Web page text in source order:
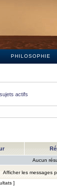
PHILOSOPHIE
actifs
Aucun
Afficher les messages
]